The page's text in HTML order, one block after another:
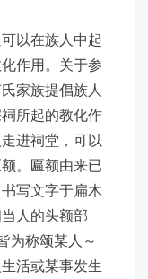
以在族人中起
作用。关于参
家族提倡族人
所起的教化作
进祠堂，可以
。匾额由来已
写文字于扁木
人的头额部
为称颂某人～
活或某事发生